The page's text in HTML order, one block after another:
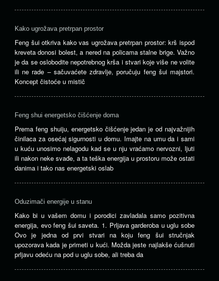
Kako ugrožava pretrpan prostor
Feng šui otkriva kako vas ugrožava pretrpan prostor: krš ispod
kreveta donosi bolest, a nered na policama stalne brige. Važno
je da se oslobodite nepotrebnog krša i stvari koje više ne volite
ili ne rade – sačuvaćete zdravlje, poručuju feng šui majstori.
Koncept čistoće u mistič
Feng shui energetsko čišćenje doma
Prema feng shuiju, energetsko čišćenje jedan je od najvažnijih
činilaca za osećaj sigurnosti u domu. Imajte na umu da i sami
u kuću unosimo nelagodu kad se u nju vraćamo nervozni, ljuti
ili nakon neke svađe, a ta teška energija u prostoru može ostati
danima i tako nas energetski oslab
Oduzimači energije u stanu
Kako bi u vašem domu i porodici zavladala samo pozitivna
energija, evo feng šui saveta. 1. Prljava garderoba u uglu sobe
Ovo je jedna od prvi stvari na koju feng šui stručnjak
upozorava kada je primeti u kući. Možda jeste najlakše ćušnuti
prljavu odeću na pod u uglu sobe, ali treba da